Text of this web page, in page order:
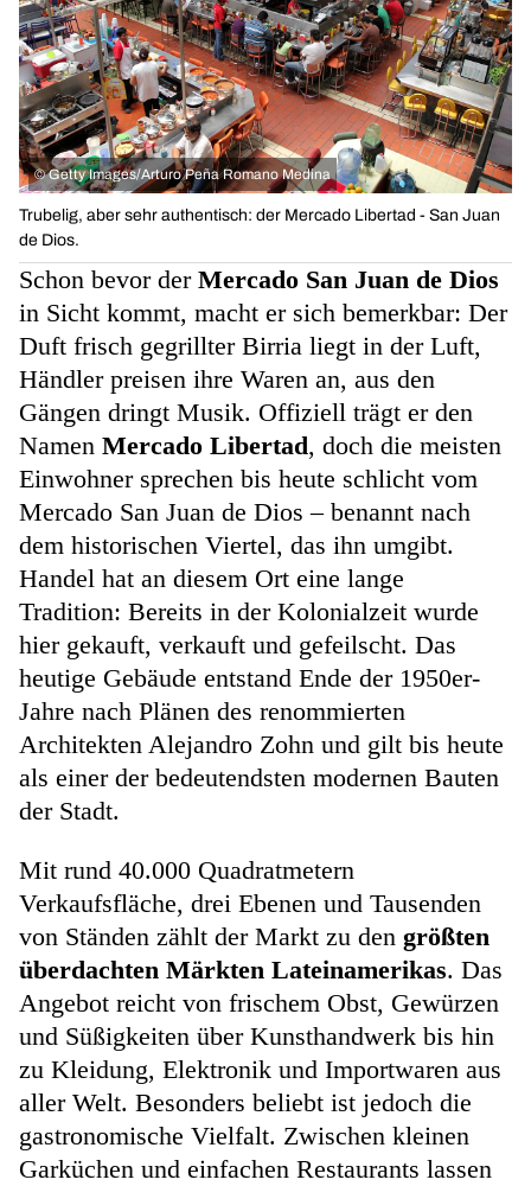
© Getty Images/Arturo Peña Romano Medina
Trubelig, aber sehr authentisch: der Mercado Libertad - San Juan
de Dios.
Schon bevor der Mercado San Juan de Dios
in Sicht kommt, macht er sich bemerkbar: Der
Duft frisch gegrillter Birria liegt in der Luft,
Händler preisen ihre Waren an, aus den
Gängen dringt Musik. Offiziell trägt er den
Namen Mercado Libertad, doch die meisten
Einwohner sprechen bis heute schlicht vom
Mercado San Juan de Dios – benannt nach
dem historischen Viertel, das ihn umgibt.
Handel hat an diesem Ort eine lange
Tradition: Bereits in der Kolonialzeit wurde
hier gekauft, verkauft und gefeilscht. Das
heutige Gebäude entstand Ende der 1950er-
Jahre nach Plänen des renommierten
Architekten Alejandro Zohn und gilt bis heute
als einer der bedeutendsten modernen Bauten
der Stadt.
Mit rund 40.000 Quadratmetern
Verkaufsfläche, drei Ebenen und Tausenden
von Ständen zählt der Markt zu den größten
überdachten Märkten Lateinamerikas. Das
Angebot reicht von frischem Obst, Gewürzen
und Süßigkeiten über Kunsthandwerk bis hin
zu Kleidung, Elektronik und Importwaren aus
aller Welt. Besonders beliebt ist jedoch die
gastronomische Vielfalt. Zwischen kleinen
Garküchen und einfachen Restaurants lassen